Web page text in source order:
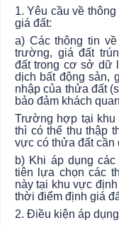
1. Yêu cầu về
giá đất:
a) Các thông tin
trường, giá đất
đấttrong cơ sở dữ
dịch bất động sản,
nhập của thửa đất
bảo đảm khách
Trường hợp tại khu
thì có thể thu thập
vực có thửa đất cần
b) Khi áp dụng
tiên lựa chọn các
này tại khu vực
thời điểm định giá
2. Điều kiện áp